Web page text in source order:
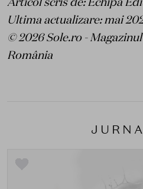
Ultima actualizare: mai
© 2026 Sole.ro -
România